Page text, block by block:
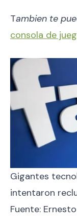
Tambien te
consola de
Gigantes
intentaron
Fuente: